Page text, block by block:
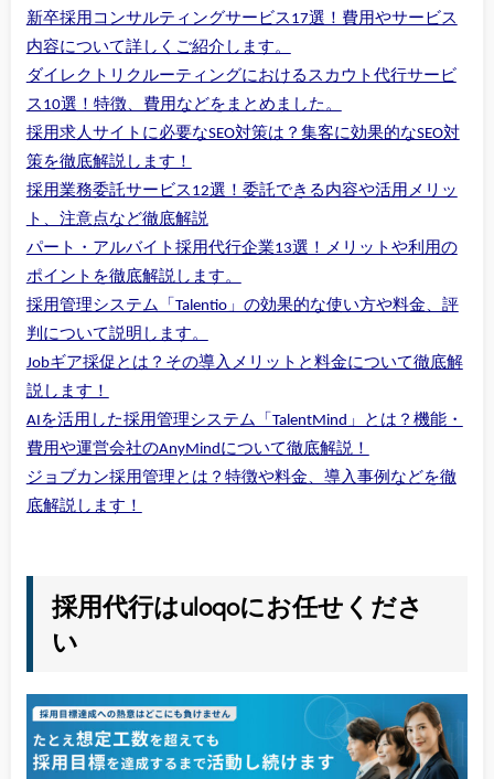
新卒採用コンサルティングサービス17選！費用やサービス
内容について詳しくご紹介します。
ダイレクトリクルーティングにおけるスカウト代行サービ
ス10選！特徴、費用などをまとめました。
採用求人サイトに必要なSEO対策は？集客に効果的なSEO対
策を徹底解説します！
採用業務委託サービス12選！委託できる内容や活用メリッ
ト、注意点など徹底解説
パート・アルバイト採用代行企業13選！メリットや利用の
ポイントを徹底解説します。
採用管理システム「Talentio」の効果的な使い方や料金、評
判について説明します。
Jobギア採促とは？その導入メリットと料金について徹底解
説します！
AIを活用した採用管理システム「TalentMind」とは？機能・
費用や運営会社のAnyMindについて徹底解説！
ジョブカン採用管理とは？特徴や料金、導入事例などを徹
底解説します！
採用代行はuloqoにお任せくださ
い